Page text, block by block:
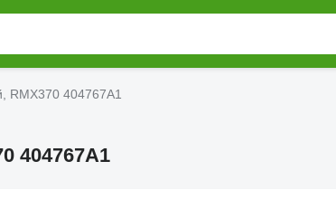
RMX370 404767A1
404767A1